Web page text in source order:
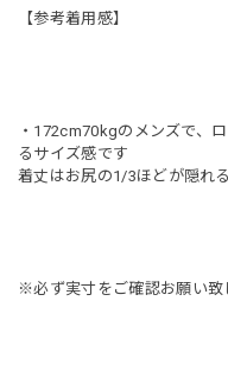
【参考着用感】
・172cm70kgのメンズで、
るサイズ感です
着丈はお尻の1/3ほどが隠れ
※必ず実寸をご確認お願い致